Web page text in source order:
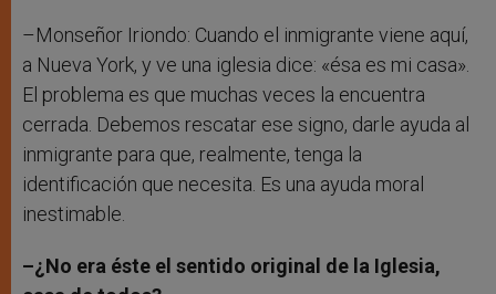
–Monseñor Iriondo: Cuando el inmigrante viene aquí,
a Nueva York, y ve una iglesia dice: «ésa es mi casa».
El problema es que muchas veces la encuentra
cerrada. Debemos rescatar ese signo, darle ayuda al
inmigrante para que, realmente, tenga la
identificación que necesita. Es una ayuda moral
inestimable.
–¿No era éste el sentido original de la Iglesia,